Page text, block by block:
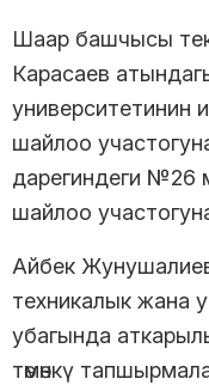
Шаар башчысы
Карасаев
шайлоо
дарегиндеги №26
шайлоо
Айбек
техникалык жана
убагында
төмөнкү